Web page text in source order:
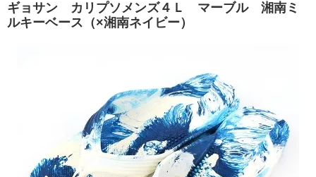
ギョサン カリプソメンズ４Ｌ マーブル 湘南ミ
ルキーベース（×湘南ネイビー）